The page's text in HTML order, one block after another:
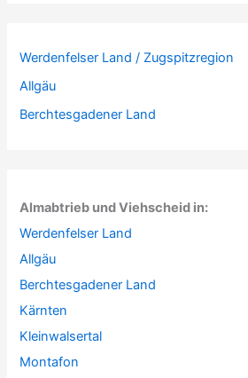
Werdenfelser Land / Zugspitzregion
Allgäu
Berchtesgadener Land
Almabtrieb und Viehscheid in:
Werdenfelser Land
Allgäu
Berchtesgadener Land
Kärnten
Kleinwalsertal
Montafon